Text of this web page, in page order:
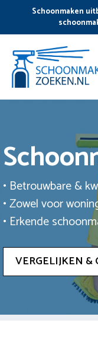
de
inhoud
Schoonmaken
• Betrouwbare &
• Zowel voor
• Erkende
VERGELIJKEN &